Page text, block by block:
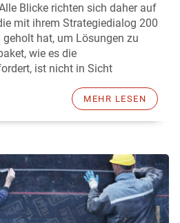
Blicke richten sich daher auf
mit ihrem Strategiedialog 200
geholt hat, um Lösungen zu
wie es die
ist nicht in Sicht
MEHR LESEN